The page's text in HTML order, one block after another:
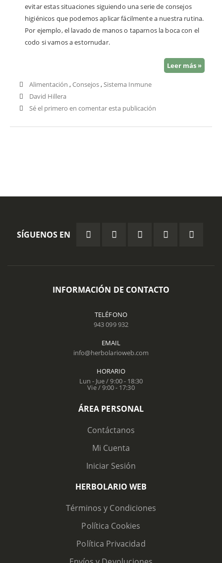
evitar estas situaciones siguiendo una serie de consejos
higiénicos que podemos aplicar fácilmente a nuestra rutina.
Por ejemplo, el lavado de manos o taparnos la boca con el
codo si vamos a estornudar.
Leer más »
Alimentación ,Consejos,Sistema Inmune
David Hillera
Sé el primero en comentar esta publicación
SÍGUENOS EN
INFORMACIÓN DE CONTACTO
TELÉFONO
943 099 932
EMAIL
info@herbolarioweb.com
HORARIO
Lun - Jue / 9:00 - 18:30
Vie / 9:00 - 17:30
ÁREA PERSONAL
Contáctanos
Mi Cuenta
Iniciar Sesión
HERBOLARIO WEB
Términos y Condiciones
Política Cookies
Política Privacidad